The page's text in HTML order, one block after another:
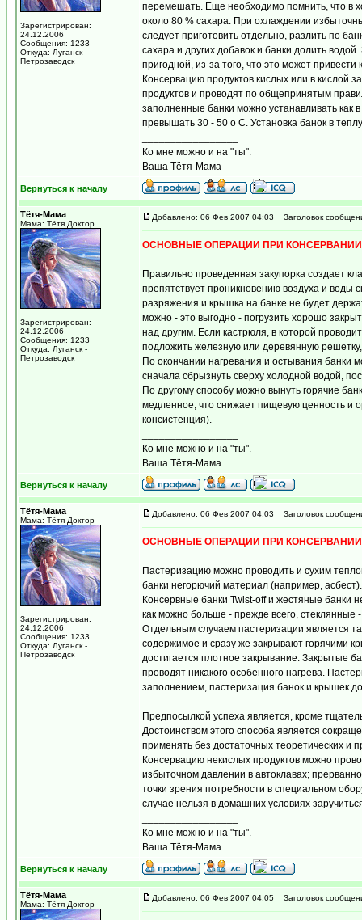
Зарегистрирован:
24.12.2006
Сообщения: 1233
Откуда: Луганск -
Петрозаводск
перемешать. Еще необходимо помнить, что в
около 80 % сахара. При охлаждении
следует приготовить отдельно, разлить по
сахара и других добавок и банки долить
пригодной, из-за того, что это может
Консервацию продуктов кислых или в кислой
продуктов и проводят по общепринятым
заполненные банки можно устанавливать как
превышать 30 - 50 o C. Установка банок в
Ко мне можно и на "ты".
Ваша Тётя-Мама
Вернуться к началу
Тётя-Мама
Мама: Тётя Доктор
Зарегистрирован:
24.12.2006
Сообщения: 1233
Откуда: Луганск -
Петрозаводск
Добавлено: 06 Фев 2007 04:03 Заголовок
ОСНОВНЫЕ ОПЕРАЦИИ ПРИ
Правильно проведенная закупорка создает
препятствует проникновению воздуха и воды
разряжения и крышка на банке не будет
можно - это выгодно - погрузить хорошо
над другим. Если кастрюля, в которой
подложить железную или деревянную
По окончании нагревания и остывания банки
сначала сбрызнуть сверху холодной водой,
По другому способу можно вынуть горячие
медленное, что снижает пищевую ценность и
консистенция).
Ко мне можно и на "ты".
Ваша Тётя-Мама
Вернуться к началу
Тётя-Мама
Мама: Тётя Доктор
Зарегистрирован:
24.12.2006
Сообщения: 1233
Откуда: Луганск -
Петрозаводск
Добавлено: 06 Фев 2007 04:03 Заголовок
ОСНОВНЫЕ ОПЕРАЦИИ ПРИ
Пастеризацию можно проводить и сухим
банки негорючий материал (например, асбест).
Консервные банки Twist-off и жестяные банки
как можно больше - прежде всего, стеклянные
Отдельным случаем пастеризации является
содержимое и сразу же закрывают горячими
достигается плотное закрывание. Закрытые
проводят никакого особенного нагрева.
заполнением, пастеризация банок и крышек
Предпосылкой успеха является, кроме
Достоинством этого способа является
применять без достаточных теоретических и
Консервацию некислых продуктов можно
избыточном давлении в автоклавах;
точки зрения потребности в специальном
случае нельзя в домашних условиях
Ко мне можно и на "ты".
Ваша Тётя-Мама
Вернуться к началу
Тётя-Мама
Мама: Тётя Доктор
Добавлено: 06 Фев 2007 04:05 Заголовок